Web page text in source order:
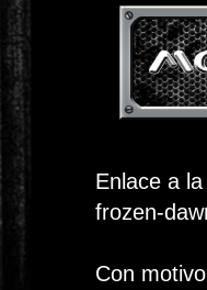
Enlace a
frozen-
Con